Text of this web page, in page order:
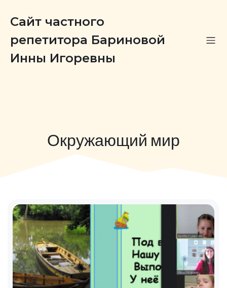
Сайт частного
репетитора Бариновой
Инны Игоревны
Окружающий мир